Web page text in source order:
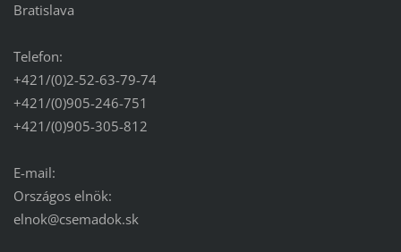
Bratislava
Telefon:
+421/(0)2-52-63-79-74
+421/(0)905-246-751
+421/(0)905-305-812
E-mail:
Országos elnök:
elnok@csemadok.sk